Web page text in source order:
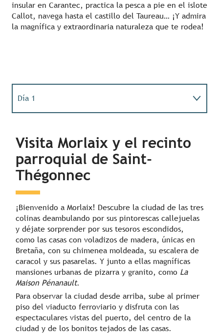
insular en Carantec, practica la pesca a pie en el islote
Callot, navega hasta el castillo del Taureau… ¡Y admira
la magnífica y extraordinaria naturaleza que te rodea!
Día 1
Día 3
Visita Morlaix y el recinto
parroquial de Saint-
Thégonnec
¡Bienvenido a Morlaix! Descubre la ciudad de las tres
colinas deambulando por sus pintorescas callejuelas
y déjate sorprender por sus tesoros escondidos,
como las casas con voladizos de madera, únicas en
Bretaña, con su chimenea moldeada, su escalera de
caracol y sus pasarelas. Y junto a ellas magníficas
mansiones urbanas de pizarra y granito, como La
Maison Pénanault.
Para observar la ciudad desde arriba, sube al primer
piso del viaducto ferroviario y disfruta con las
espectaculares vistas del puerto, del centro de la
ciudad y de los bonitos tejados de las casas.